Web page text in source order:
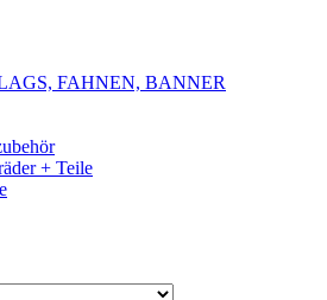
FAHNEN, BANNER
+ Teile